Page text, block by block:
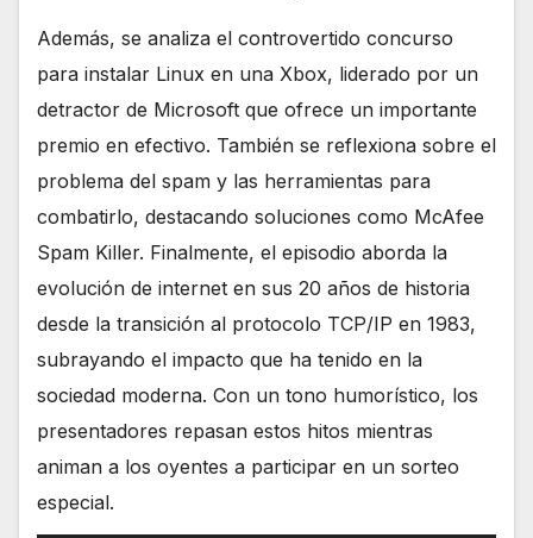
Además, se analiza el controvertido concurso
para instalar Linux en una Xbox, liderado por un
detractor de Microsoft que ofrece un importante
premio en efectivo. También se reflexiona sobre el
problema del spam y las herramientas para
combatirlo, destacando soluciones como McAfee
Spam Killer. Finalmente, el episodio aborda la
evolución de internet en sus 20 años de historia
desde la transición al protocolo TCP/IP en 1983,
subrayando el impacto que ha tenido en la
sociedad moderna. Con un tono humorístico, los
presentadores repasan estos hitos mientras
animan a los oyentes a participar en un sorteo
especial.